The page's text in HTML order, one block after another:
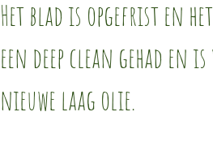
Het blad is opgefrist en
een deep clean gehad en
nieuwe laag olie.